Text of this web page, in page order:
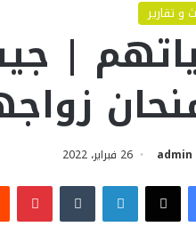
و تقارير
|
admin 26 فبراير، 2022
فيسبوكX لينكدإن